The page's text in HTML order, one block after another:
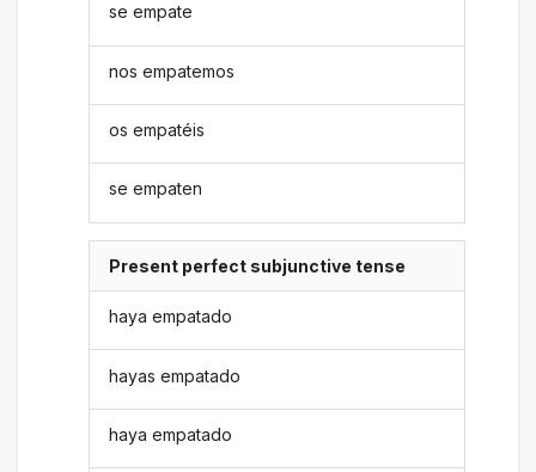
se empate
nos empatemos
os empatéis
se empaten
Present perfect subjunctive tense
haya empatado
hayas empatado
haya empatado